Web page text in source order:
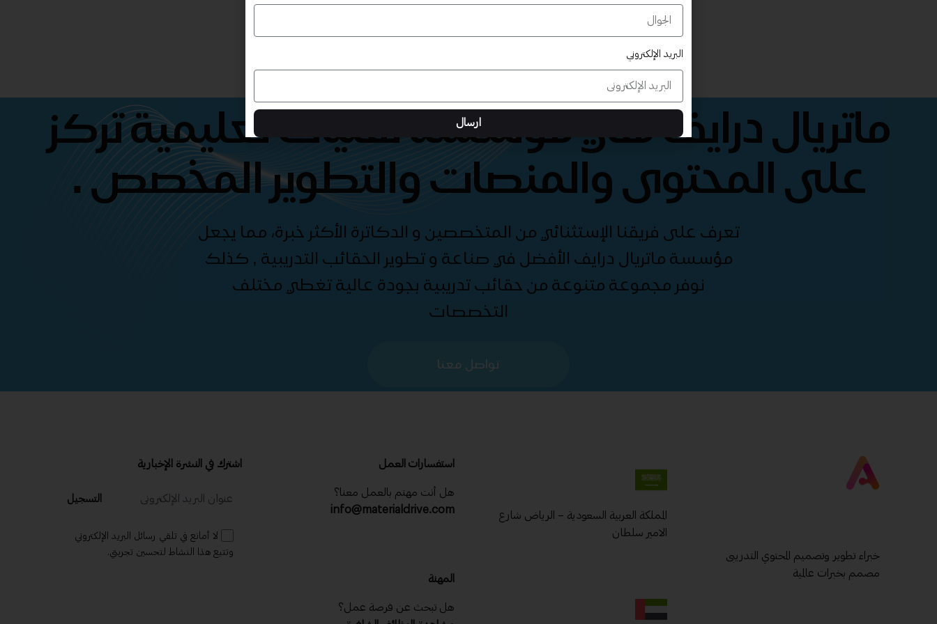
ماتريال درايف هي مؤسسة تقنيات تعليمية تركز
على المحتوى والمنصات والتطوير المخصص .
تعرف على فريقنا الإستثنائي من المتخصصين و الدكاترة الأكثر خبرة، مما يجعل
مؤسسة ماتريال درايف الأفضل في صناعة و تطوير الحقائب التدريبية , كذلك
نوفر مجموعة متنوعة من حقائب تدريبية بجودة عالية تغطي مختلف
التخصصات
تواصل معنا
خبراء تطوير وتصميم المحتوي التدريبى
مصمم بخبرات عالمية
المملكة العربية السعودية – الرياض شارع
الامير سلطان
استفسارات العمل
هل أنت مهتم بالعمل معنا؟
info@materialdrive.com
المهنة
هل تبحث عن فرصة عمل؟
اشترك في النشرة الإخبارية
التسجيل
لا أمانع في تلقي رسائل البريد الإلكتروني
وتتبع هذا النشاط لتحسين تجربتي.
البريد الإلكتروني
ارسال